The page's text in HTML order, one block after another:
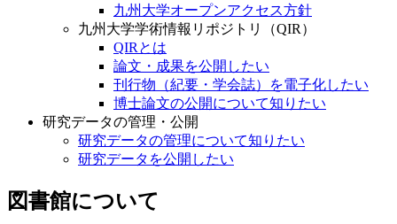
九州大学オープンアクセス方針
九州大学学術情報リポジトリ（QIR）
QIRとは
論文・成果を公開したい
刊行物（紀要・学会誌）を電子化したい
博士論文の公開について知りたい
研究データの管理・公開
研究データの管理について知りたい
研究データを公開したい
図書館について